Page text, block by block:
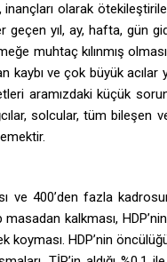
olarak
geçen yıl, ay, hafta,
muhtaç kılınmış
ve çok büyük
aramızdaki küçük
solcular, tüm bileşen
ve 400’den fazla
masadan kalkması,
HDP’nin